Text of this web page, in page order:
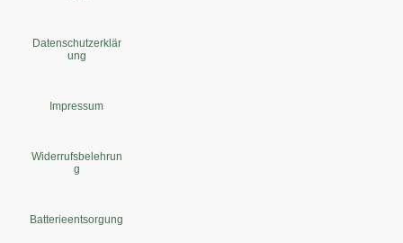
Datenschutzerklär
ung
Impressum
Widerrufsbelehrun
g
Batterieentsorgung